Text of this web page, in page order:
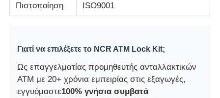
Bill Acceptor
Διαλογιστής τραπεζογραμματίων
μετρητής λογαριασμών
Πιστοποίηση ISO9001
Γιατί να επιλέξετε το NCR ATM Lock Kit;
Ως επαγγελματίας προμηθευτής ανταλλακτικών
ATM με 20+ χρόνια εμπειρίας στις εξαγωγές,
εγγυόμαστε100% γνήσια συμβατά